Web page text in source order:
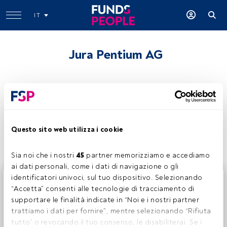
Questo sito web utilizza i cookie
Sia noi che i nostri 45 partner memorizziamo e accediamo
ai dati personali, come i dati di navigazione o gli
identificatori univoci, sul tuo dispositivo. Selezionando
“Accetta” consenti alle tecnologie di tracciamento di
supportare le finalità indicate in “Noi e i nostri partner
trattiamo i dati per fornire”, mentre selezionando “Rifiuta
tutto” o revocando il tuo consenso, le disabiliterai. Se i
IT
Jura Pentium AG
Questo è un articolo riservato agli utenti FundsPeople. Se
sei già registrato, accedi tramite il pulsante Login. Se non
hai ancora un account, ti invitiamo a registrarti per scoprire
tutti i contenuti che FundsPeople ha da offrire.